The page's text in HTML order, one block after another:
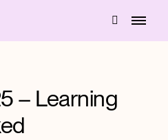
– Learning